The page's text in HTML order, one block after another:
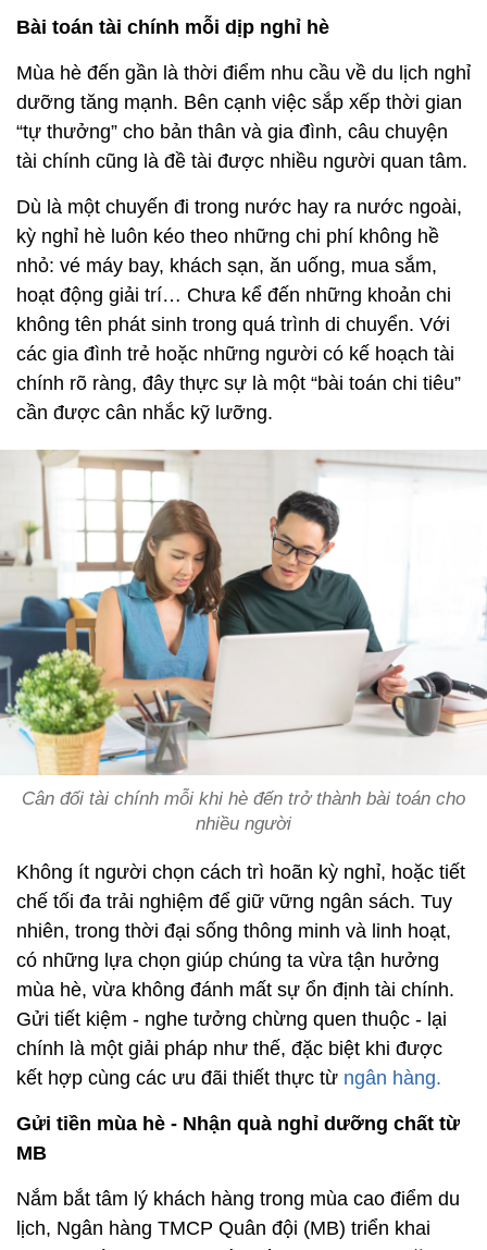
Bài toán tài chính mỗi dịp nghỉ hè
Mùa hè đến gần là thời điểm nhu cầu về du lịch nghỉ
dưỡng tăng mạnh. Bên cạnh việc sắp xếp thời gian
“tự thưởng” cho bản thân và gia đình, câu chuyện
tài chính cũng là đề tài được nhiều người quan tâm.
Dù là một chuyến đi trong nước hay ra nước ngoài,
kỳ nghỉ hè luôn kéo theo những chi phí không hề
nhỏ: vé máy bay, khách sạn, ăn uống, mua sắm,
hoạt động giải trí… Chưa kể đến những khoản chi
không tên phát sinh trong quá trình di chuyển. Với
các gia đình trẻ hoặc những người có kế hoạch tài
chính rõ ràng, đây thực sự là một “bài toán chi tiêu”
cần được cân nhắc kỹ lưỡng.
Cân đối tài chính mỗi khi hè đến trở thành bài toán cho
nhiều người
Không ít người chọn cách trì hoãn kỳ nghỉ, hoặc tiết
chế tối đa trải nghiệm để giữ vững ngân sách. Tuy
nhiên, trong thời đại sống thông minh và linh hoạt,
có những lựa chọn giúp chúng ta vừa tận hưởng
mùa hè, vừa không đánh mất sự ổn định tài chính.
Gửi tiết kiệm - nghe tưởng chừng quen thuộc - lại
chính là một giải pháp như thế, đặc biệt khi được
kết hợp cùng các ưu đãi thiết thực từ ngân hàng.
Gửi tiền mùa hè - Nhận quà nghỉ dưỡng chất từ
MB
Nắm bắt tâm lý khách hàng trong mùa cao điểm du
lịch, Ngân hàng TMCP Quân đội (MB) triển khai